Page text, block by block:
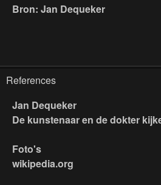
Bron: Jan Dequeker
References
Jan Dequeker
De kunstenaar en de dokter
Foto's
wikipedia.org